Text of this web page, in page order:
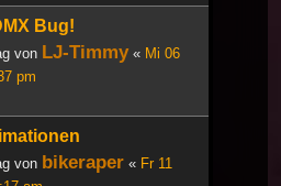
Bug!
von LJ-Timmy« Mi 06
pm
von bikeraper « Fr 11